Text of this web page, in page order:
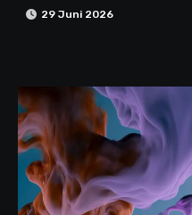
29 Juni 2026